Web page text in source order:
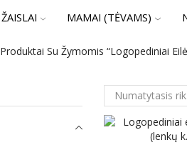
ŽAISLAI MAMAI (TĖVAMS)
Produktai Su Žymomis “Logopediniai